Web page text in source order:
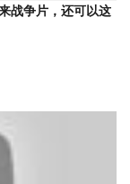
战争片，还可以这